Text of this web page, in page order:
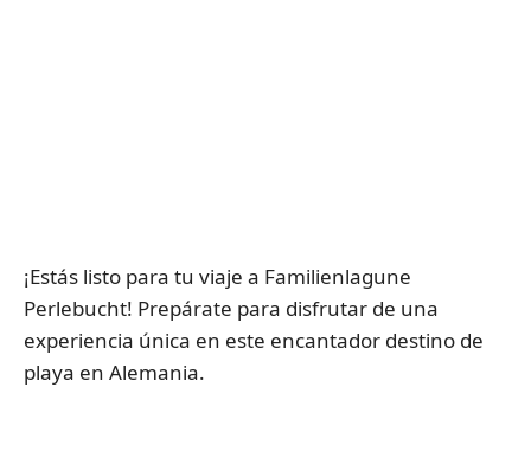
¡Estás listo para tu viaje a Familienlagune
Perlebucht! Prepárate para disfrutar de una
experiencia única en este encantador destino de
playa en Alemania.